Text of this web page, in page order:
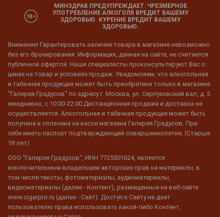
МИНЗДРАВ ПРЕДУПРЕЖДАЕТ: ЧРЕЗМЕРНОЕ
УПОТРЕБЛЕНИЕ АЛКОГОЛЯ ВРЕДИТ ВАШЕМУ
ЗДОРОВЬЮ. КУРЕНИЕ ВРЕДИТ ВАШЕМУ
ЗДОРОВЬЮ.
Внимание! Гарантировать наличие товара в магазине невозможно
без его бронирования. Информация, данная на сайте, не считается
публичной офертой. Наши специалисты проконсультируют Вас о
ценах на товар и условиях продаж. Уведомляем, что алкогольная
и табачная продукция может быть приобретена только в магазине
"Галерея Градусов" по адресу г. Москва, ул. Серпуховский вал, д. 5
ежедневно, с 10:00-22:00 Дистанционная продажа и доставка не
осуществляется. Алкогольная и табачная продукция может быть
получена и оплачена на кассе магазина Галерея Градусов. При
себе иметь паспорт подтверждающий совершеннолетие. (Старше
18 лет)
ООО "Галерея Градусов", ИНН 7725501624, является
исключительным владельцем авторских прав на материалы, в
том числе тексты, фотоматериалы, аудиоматериалы,
видеоматериалы (далее - Контент), размещенные на веб-сайте
www.cigarpro.ru (далее - Сайт). Доступ к Сайту не дает
пользователю права использовать какой-либо Контент,